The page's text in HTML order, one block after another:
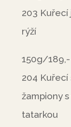
203
rýží
150g/189,-
204 Kuřecí
žampiony
tatarkou